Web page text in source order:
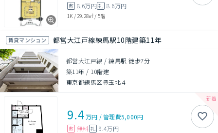
敷 8.6万円礼 8.6万円
1K / 29.28㎡ / 5階
賃貸マンション 都営大江戸線練馬駅10階建築11年
都営大江戸線 / 練馬駅 徒歩7分
築11年 / 10階建
東京都練馬区豊玉北４
9.4万円 /管理費5,000円
敷 無料 礼 9.4万円